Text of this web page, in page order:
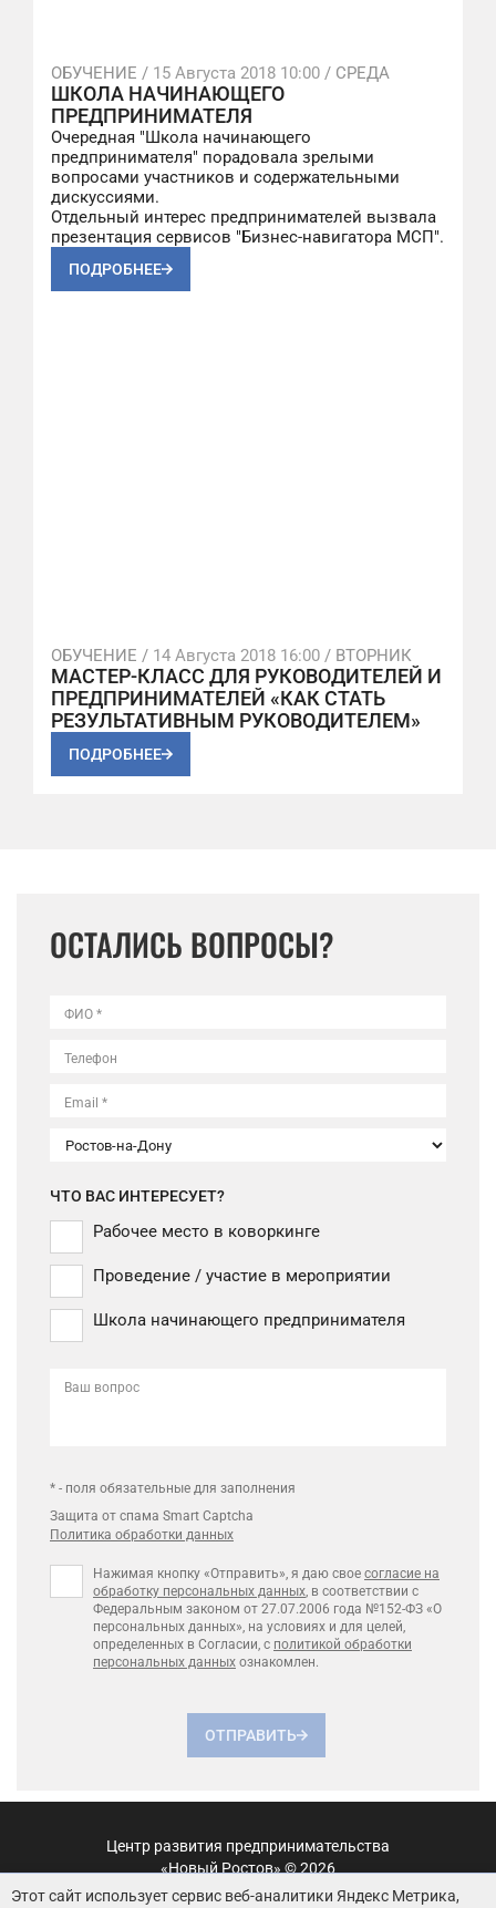
ОБУЧЕНИЕ / 15 Августа 2018 10:00 / СРЕДА
ШКОЛА НАЧИНАЮЩЕГО
ПРЕДПРИНИМАТЕЛЯ
Очередная "Школа начинающего
предпринимателя" порадовала зрелыми
вопросами участников и содержательными
дискуссиями.
Отдельный интерес предпринимателей вызвала
презентация сервисов "Бизнес-навигатора МСП".
ПОДРОБНЕЕ
ОБУЧЕНИЕ / 14 Августа 2018 16:00 / ВТОРНИК
МАСТЕР-КЛАСС ДЛЯ РУКОВОДИТЕЛЕЙ И
ПРЕДПРИНИМАТЕЛЕЙ «КАК СТАТЬ
РЕЗУЛЬТАТИВНЫМ РУКОВОДИТЕЛЕМ»
ПОДРОБНЕЕ
ОСТАЛИСЬ ВОПРОСЫ?
ФИО *
Телефон
Email *
ЧТО ВАС ИНТЕРЕСУЕТ?
Рабочее место в коворкинге
Проведение / участие в мероприятии
Школа начинающего предпринимателя
Ваш вопрос
* - поля обязательные для заполнения
Защита от спама Smart Captcha
Политика обработки данных
Нажимая кнопку «Отправить», я даю свое согласие на
обработку персональных данных, в соответствии с
Федеральным законом от 27.07.2006 года №152-ФЗ «О
персональных данных», на условиях и для целей,
определенных в Согласии, с политикой обработки
персональных данных ознакомлен.
ОТПРАВИТЬ
Центр развития предпринимательства
«Новый Ростов» © 2026
Этот сайт использует сервис веб-аналитики Яндекс Метрика,